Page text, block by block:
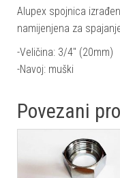
Alupex spojnica
namijenjena za
-Veličina: 3/4″ (20mm)
-Navoj: muški
Povezani